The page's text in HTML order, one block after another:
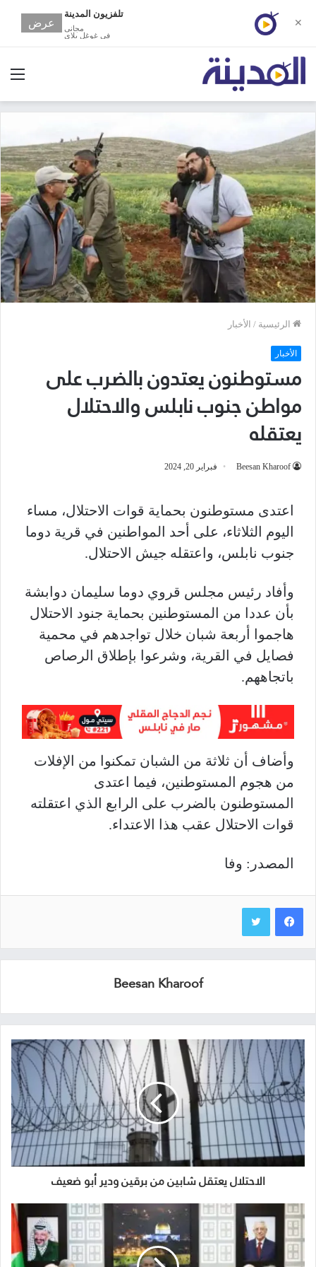
الرئيسية / الأخبار
الأخبار
مستوطنون يعتدون بالضرب على
مواطن جنوب نابلس والاحتلال
يعتقله
Beesan Kharoof فبراير 20, 2024
اعتدى مستوطنون بحماية قوات الاحتلال، مساء
اليوم الثلاثاء، على أحد المواطنين في قرية دوما
جنوب نابلس، واعتقله جيش الاحتلال.
وأفاد رئيس مجلس قروي دوما سليمان دوابشة
بأن عددا من المستوطنين بحماية جنود الاحتلال
هاجموا أربعة شبان خلال تواجدهم في محمية
فصايل في القرية، وشرعوا بإطلاق الرصاص
باتجاههم.
وأضاف أن ثلاثة من الشبان تمكنوا من الإفلات
من هجوم المستوطنين، فيما اعتدى
المستوطنون بالضرب على الرابع الذي اعتقلته
قوات الاحتلال عقب هذا الاعتداء.
المصدر: وفا
Beesan Kharoof
الاحتلال يعتقل شابين من برقين ودير أبو ضعيف
✕
تلفزيون المدينة
مجانى
في غوغل بلاي
عرض